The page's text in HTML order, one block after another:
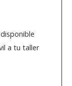
a tu taller